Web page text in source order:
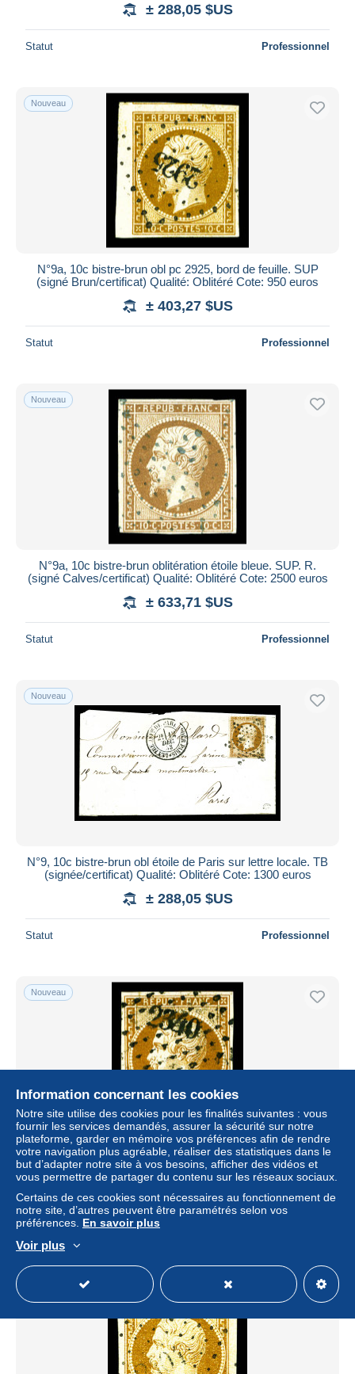
± 288,05 $US
Statut Professionnel
Nouveau
N°9a, 10c bistre-brun obl pc 2925, bord de feuille. SUP
(signé Brun/certificat) Qualité: Oblitéré Cote: 950 euros
± 403,27 $US
Statut Professionnel
Nouveau
N°9a, 10c bistre-brun oblitération étoile bleue. SUP. R.
(signé Calves/certificat) Qualité: Oblitéré Cote: 2500 euros
± 633,71 $US
Statut Professionnel
Nouveau
N°9, 10c bistre-brun obl étoile de Paris sur lettre locale. TB
(signée/certificat) Qualité: Oblitéré Cote: 1300 euros
± 288,05 $US
Statut Professionnel
Nouveau
N°9, 10c bistre-jaune obl pc '2340'. TB (signé
Brun/certificat) Qualité: Oblitéré Cote: 850 euros
± 161,31 $US
Information concernant les cookies
Notre site utilise des cookies pour les finalités suivantes : vous
fournir les services demandés, assurer la sécurité sur notre
plateforme, garder en mémoire vos préférences afin de rendre
votre navigation plus agréable, réaliser des statistiques dans le
but d’adapter notre site à vos besoins, afficher des vidéos et
vous permettre de partager du contenu sur les réseaux sociaux.
Certains de ces cookies sont nécessaires au fonctionnement de
notre site, d’autres peuvent être paramétrés selon vos
préférences. En savoir plus
Voir plus